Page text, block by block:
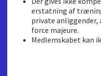
erstatning af
private
force majeure.
Medlemskabet kan